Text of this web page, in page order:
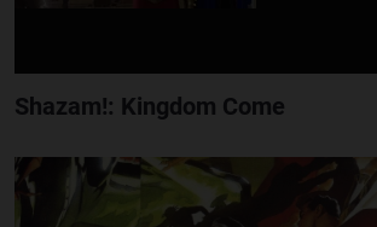
Shazam!: Kingdom Come